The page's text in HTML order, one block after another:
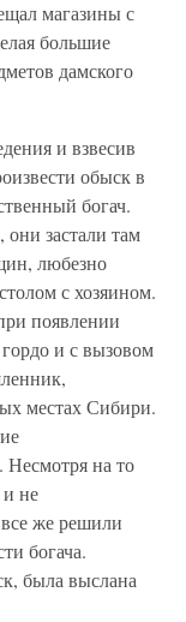
магазины с
большие
дамского
и взвесив
обыск в
богач.
застали там
любезно
с хозяином.
появлении
и с вызовом
местах Сибири.
на то
не
же решили
богача.
была выслана